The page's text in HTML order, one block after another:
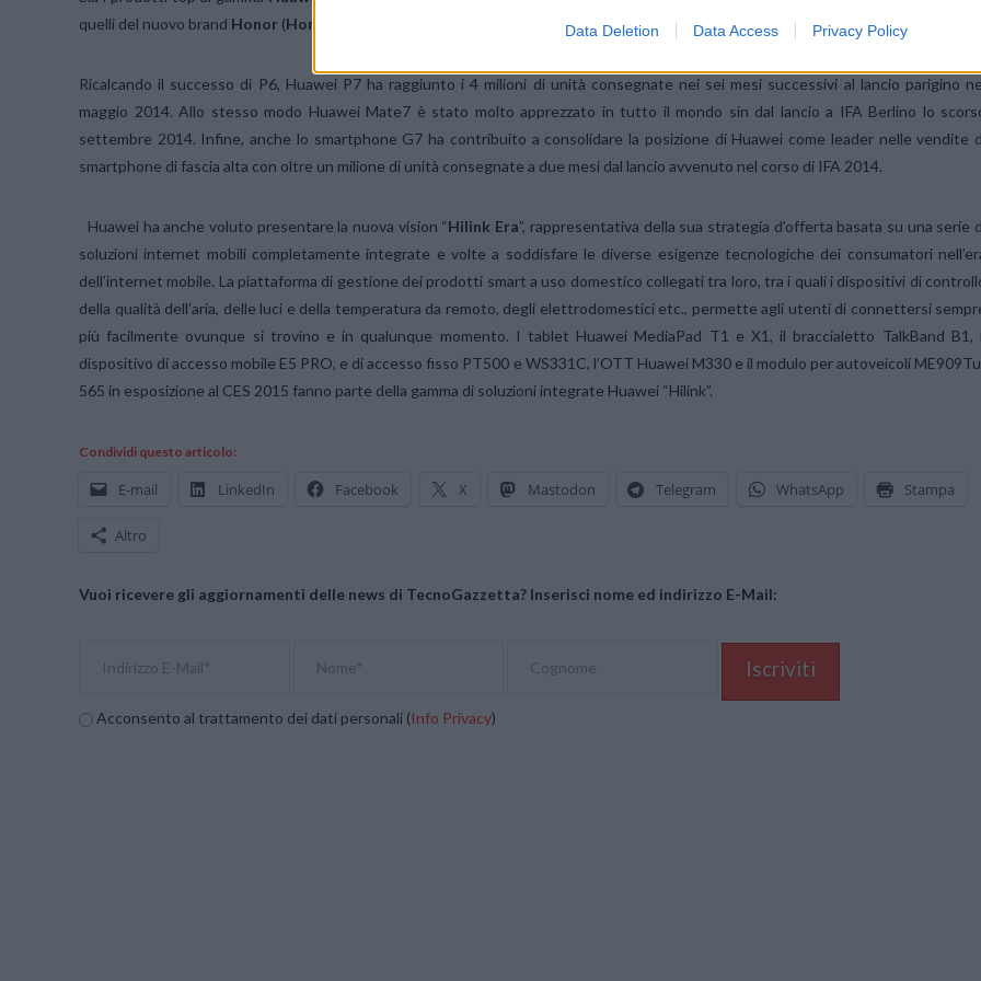
Data Deletion Data Access Privacy Policy
quelli del nuovo brand Honor (Honor 6 e 6 Plus ) sono stati esposti al CES 2015.
Ricalcando il successo di P6, Huawei P7 ha raggiunto i 4 milioni di unità consegnate nei sei mesi successivi al lancio parigino
maggio 2014. Allo stesso modo Huawei Mate7 è stato molto apprezzato in tutto il mondo sin dal lancio a IFA Berlino lo
settembre 2014. Infine, anche lo smartphone G7 ha contribuito a consolidare la posizione di Huawei come leader nelle vendite
smartphone di fascia alta con oltre un milione di unità consegnate a due mesi dal lancio avvenuto nel corso di IFA 2014.
Huawei ha anche voluto presentare la nuova vision “Hilink Era”, rappresentativa della sua strategia d’offerta basata su una serie
soluzioni internet mobili completamente integrate e volte a soddisfare le diverse esigenze tecnologiche dei consumatori
dell’internet mobile. La piattaforma di gestione dei prodotti smart a uso domestico collegati tra loro, tra i quali i dispositivi di
della qualità dell’aria, delle luci e della temperatura da remoto, degli elettrodomestici etc., permette agli utenti di connettersi
più facilmente ovunque si trovino e in qualunque momento. I tablet Huawei MediaPad T1 e X1, il braccialetto TalkBand B1,
dispositivo di accesso mobile E5 PRO, e di accesso fisso PT500 e WS331C, l’OTT Huawei M330 e il modulo per autoveicoli
565 in esposizione al CES 2015 fanno parte della gamma di soluzioni integrate Huawei “Hilink”.
Condividi questo articolo:
E-mail LinkedIn Facebook X Mastodon Telegram WhatsApp Stampa
Altro
Vuoi ricevere gli aggiornamenti delle news di TecnoGazzetta? Inserisci nome ed indirizzo E-Mail:
Acconsento al trattamento dei dati personali (Info Privacy)